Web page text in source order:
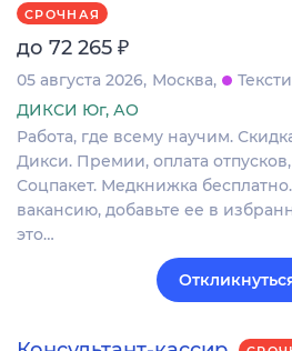
СРОЧНАЯ
до 72 265 ₽
05 августа 2026 Москва
ДИКСИ Юг, АО
Работа, где всему научим.
Дикси. Премии, оплата
Соцпакет. Медкнижка
вакансию, добавьте ее в
это…